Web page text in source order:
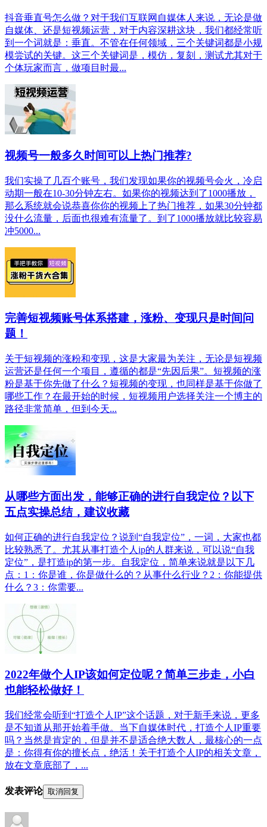
抖音垂直号怎么做？对于我们互联网自媒体人来说，无论是做
自媒体、还是短视频运营，对于内容深耕这块，我们都经常听
到一个词就是：垂直。不管在任何领域，三个关键词都是小规
模尝试的关键。这三个关键词是，模仿，复刻，测试尤其对于
个体玩家而言，做项目时最...
视频号一般多久时间可以上热门推荐?
我们实操了几百个账号，我们发现如果你的视频号会火，冷启
动期一般在10-30分钟左右。如果你的视频达到了1000播放，
那么系统就会说恭喜你你的视频上了热门推荐，如果30分钟都
没什么流量，后面也很难有流量了。到了1000播放就比较容易
冲5000...
完善短视频账号体系搭建，涨粉、变现只是时间问
题！
关于短视频的涨粉和变现，这是大家最为关注，无论是短视频
运营还是任何一个项目，遵循的都是“先因后果”。短视频的涨
粉是基于你先做了什么？短视频的变现，也同样是基于你做了
哪些工作？在最开始的时候，短视频用户选择关注一个博主的
路径非常简单，但到今天...
从哪些方面出发，能够正确的进行自我定位？以下
五点实操总结，建议收藏
如何正确的进行自我定位？说到“自我定位”，一词，大家也都
比较熟悉了。尤其从事打造个人ip的人群来说，可以说“自我
定位”，是打造ip的第一步。自我定位，简单来说就是以下几
点：1：你是谁，你是做什么的？从事什么行业？2：你能提供
什么？3：你需要...
2022年做个人IP该如何定位呢？简单三步走，小白
也能轻松做好！
我们经常会听到“打造个人IP”这个话题，对于新手来说，更多
是不知道从那开始着手做。当下自媒体时代，打造个人IP重要
吗？当然是肯定的，但是并不是适合绝大数人，最核心的一点
是：你得有你的擅长点，绝活！关于打造个人IP的相关文章，
放在文章底部了，...
发表评论 取消回复